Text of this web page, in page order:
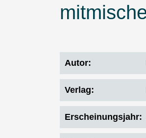
Autor
Verlag
Erscheinungsjahr